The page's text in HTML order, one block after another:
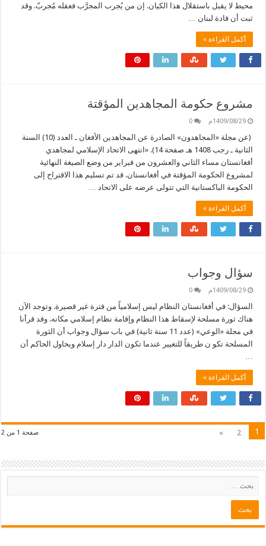
محيط لا يقبل باستقلال هذا الكيان. إن من يُجرب المجرَّب فعقله مُجربّ. وقد
ثبت أن قادة لبنان …
أكمل القراءة »
مشروع حكومة المجاهدين المؤقتة
1409/08/29م 0
(عن مجلة «المجاهدون» الصادرة عن المجاهدين الأفغان ـ العدد (10) السنة
الثانية ـ رجب 1408 هـ صفحة 14). «انتهى الاتحاد الإسلامي لمجاهدي
أفغانستان مساء الثاني والعشرون من فبراير من وضع الصيغة النهائية
لمشروع الحكومة المؤقتة في أفغانستان. قد تم تسليم هذا الاقتراح إلى
الحكومة الباكستانية التي تتولى عرضه على الاتحاد …
أكمل القراءة »
سؤال وجواب
1409/08/29م 0
السؤال: في أفغانستان النظام ليس إسلامياً من فترة غير قصيرة. وتوجد الآن
هناك ثورة مسلحة لإسقاط هذا النظام وإقامة نظام إسلامي مكانه. وقد قرأنا
في مجلة «الوعي» (عدد 11 سنة ثانية) في باب سؤال وجواب أن الثورة
المسلحة تكو ن طريقاً للتغيير عندما تكون الدار دار إسلام ويحاول الحاكم أن
أكمل القراءة »
صفحة 1 من 2 1
2
»